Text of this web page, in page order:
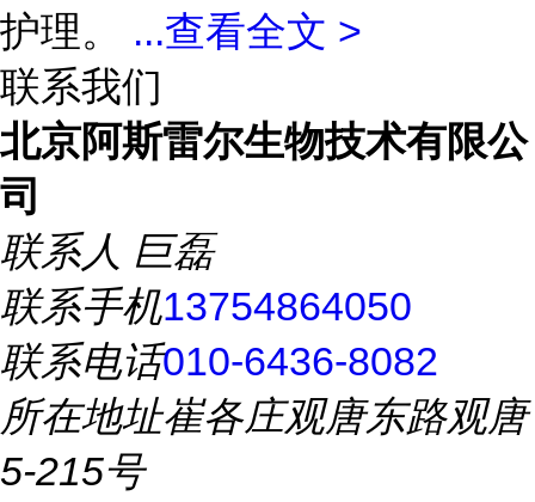
护理。 ...查看全文 >
联系我们
北京阿斯雷尔生物技术有限公
司
联系人 巨磊
联系手机13754864050
联系电话010-6436-8082
所在地址崔各庄观唐东路观唐
5-215号